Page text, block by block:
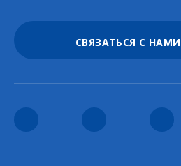
СВЯЗАТЬСЯ С НАМИ